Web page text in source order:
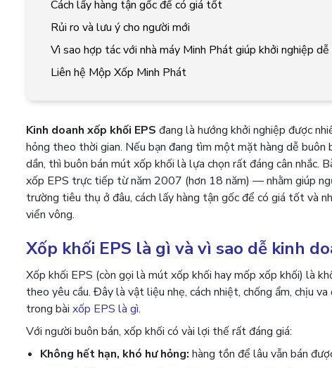
Cách lấy hàng tận gốc để có giá tốt
Rủi ro và lưu ý cho người mới
Vì sao hợp tác với nhà máy Minh Phát giúp khởi nghiệp dễ
Liên hệ Mộp Xốp Minh Phát
Kinh doanh xốp khối EPS đang là hướng khởi nghiệp được
hỏng theo thời gian. Nếu bạn đang tìm một mặt hàng dễ
dần, thì buôn bán mút xốp khối là lựa chọn rất đáng cân nhắc.
xốp EPS trực tiếp từ năm 2007 (hơn 18 năm) — nhằm giúp
trường tiêu thụ ở đâu, cách lấy hàng tận gốc để có giá tốt và
viển vông.
Xốp khối EPS là gì và vì sao dễ kinh
Xốp khối EPS (còn gọi là mút xốp khối hay mốp xốp khối) là
theo yêu cầu. Đây là vật liệu nhẹ, cách nhiệt, chống ẩm, chịu
trong bài xốp EPS là gì.
Với người buôn bán, xốp khối có vài lợi thế rất đáng giá:
Không hết hạn, khó hư hỏng: hàng tồn để lâu vẫn bán